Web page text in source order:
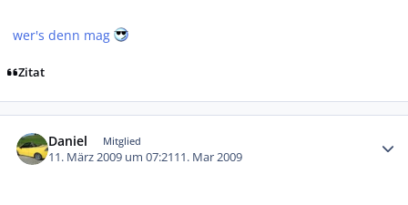
wer's denn mag
Zitat
Daniel Mitglied
11. März 2009 um 07:2111. Mar 2009